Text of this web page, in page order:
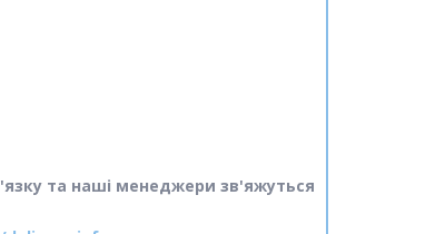
та наші менеджери зв'яжуться